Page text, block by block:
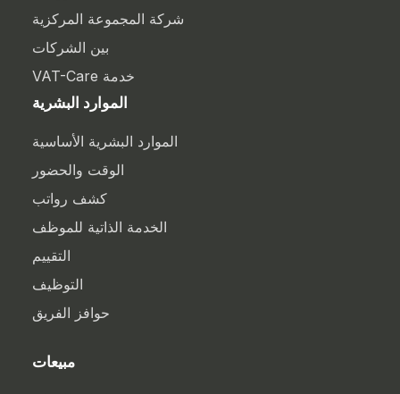
شركة المجموعة المركزية
بين الشركات
خدمة VAT-Care
الموارد البشرية
الموارد البشرية الأساسية
الوقت والحضور
كشف رواتب
الخدمة الذاتية للموظف
التقييم
التوظيف
حوافز الفريق
مبيعات